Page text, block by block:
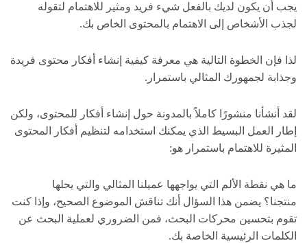
يجب أن يكون لديك بالفعل شيء فريد ومثير للاهتمام لتقوله
لجذب الأشخاص إلى الاهتمام بالمحتوى الخاص بك.
لذا فإن الخطوة التالية هي معرفة كيفية إنشاء أفكار محتوى فريدة
وجذابة لجمهورك المثالي باستمرار.
لقد أنشأنا منشورًا كاملاً بالمدونة حول إنشاء أفكار للمحتوى، ولكن
إطار العمل البسيط الذي يمكنك استخدامه لتنظيم أفكار المحتوى
المثيرة للاهتمام باستمرار هو:
ما هي نقطة الألم التي يواجهها عميلنا المثالي والتي يحلها
منتجنا؟ يضمن هذا السؤال أنك تناقش الموضوع الصحيح، وإذا كنت
تقوم بتحسين محركات البحث، فمن الضروري لعملية البحث عن
الكلمات الرئيسية الخاصة بك.